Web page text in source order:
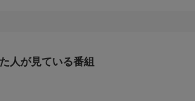
内で慌てふためくメンバーたちは、や
人が見ている番組